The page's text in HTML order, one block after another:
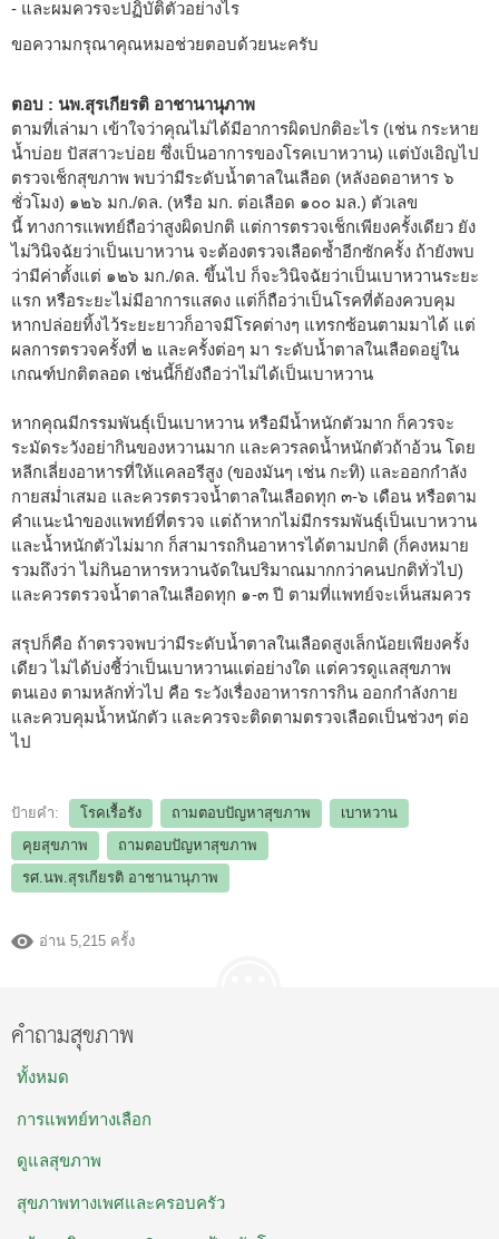
- และผมควรจะปฏิบัติตัวอย่างไร
ขอความกรุณาคุณหมอช่วยตอบด้วยนะครับ
ตอบ : นพ.สุรเกียรติ อาชานานุภาพ
ตามที่เล่ามา เข้าใจว่าคุณไม่ได้มีอาการผิดปกติอะไร (เช่น กระหาย
น้ำบ่อย ปัสสาวะบ่อย ซึ่งเป็นอาการของโรคเบาหวาน) แต่บังเอิญไป
ตรวจเช็กสุขภาพ พบว่ามีระดับน้ำตาลในเลือด (หลังอดอาหาร ๖
ชั่วโมง) ๑๒๖ มก./ดล. (หรือ มก. ต่อเลือด ๑๐๐ มล.) ตัวเลข
นี้ ทางการแพทย์ถือว่าสูงผิดปกติ แต่การตรวจเช็กเพียงครั้งเดียว ยัง
ไม่วินิจฉัยว่าเป็นเบาหวาน จะต้องตรวจเลือดซ้ำอีกซักครั้ง ถ้ายังพบ
ว่ามีค่าตั้งแต่ ๑๒๖ มก./ดล. ขึ้นไป ก็จะวินิจฉัยว่าเป็นเบาหวานระยะ
แรก หรือระยะไม่มีอาการแสดง แต่ก็ถือว่าเป็นโรคที่ต้องควบคุม
หากปล่อยทิ้งไว้ระยะยาวก็อาจมีโรคต่างๆ แทรกซ้อนตามมาได้ แต่
ผลการตรวจครั้งที่ ๒ และครั้งต่อๆ มา ระดับน้ำตาลในเลือดอยู่ใน
เกณฑ์ปกติตลอด เช่นนี้ก็ยังถือว่าไม่ได้เป็นเบาหวาน
หากคุณมีกรรมพันธุ์เป็นเบาหวาน หรือมีน้ำหนักตัวมาก ก็ควรจะ
ระมัดระวังอย่ากินของหวานมาก และควรลดน้ำหนักตัวถ้าอ้วน โดย
หลีกเลี่ยงอาหารที่ให้แคลอรีสูง (ของมันๆ เช่น กะทิ) และออกกำลัง
กายสม่ำเสมอ และควรตรวจน้ำตาลในเลือดทุก ๓-๖ เดือน หรือตาม
คำแนะนำของแพทย์ที่ตรวจ แต่ถ้าหากไม่มีกรรมพันธุ์เป็นเบาหวาน
และน้ำหนักตัวไม่มาก ก็สามารถกินอาหารได้ตามปกติ (ก็คงหมาย
รวมถึงว่า ไม่กินอาหารหวานจัดในปริมาณมากกว่าคนปกติทั่วไป)
และควรตรวจน้ำตาลในเลือดทุก ๑-๓ ปี ตามที่แพทย์จะเห็นสมควร
สรุปก็คือ ถ้าตรวจพบว่ามีระดับน้ำตาลในเลือดสูงเล็กน้อยเพียงครั้ง
เดียว ไม่ได้บ่งชี้ว่าเป็นเบาหวานแต่อย่างใด แต่ควรดูแลสุขภาพ
ตนเอง ตามหลักทั่วไป คือ ระวังเรื่องอาหารการกิน ออกกำลังกาย
และควบคุมน้ำหนักตัว และควรจะติดตามตรวจเลือดเป็นช่วงๆ ต่อ
ไป
ป้ายคำ: โรคเรื้อรัง ถามตอบปัญหาสุขภาพ
เบาหวาน
คุยสุขภาพ
ถามตอบปัญหาสุขภาพ
รศ.นพ.สุรเกียรติ อาชานานุภาพ
อ่าน 5,215 ครั้ง
คำถามสุขภาพ
ทั้งหมด
การแพทย์ทางเลือก
ดูแลสุขภาพ
สุขภาพทางเพศและครอบครัว